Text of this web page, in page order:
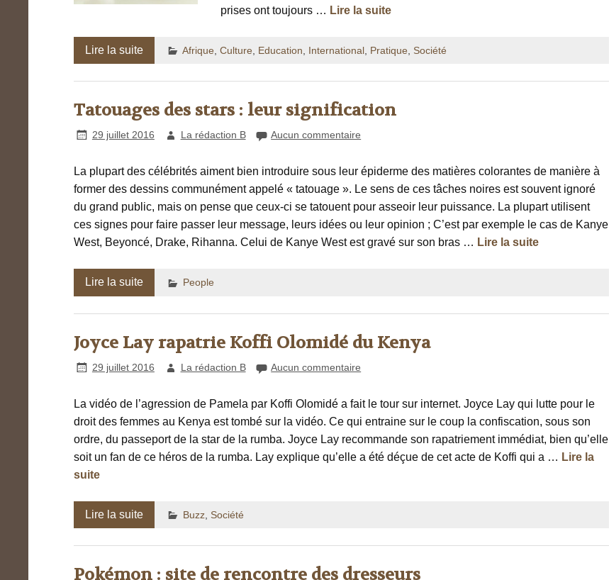
prises ont toujours … Lire la suite
Lire la suite Afrique Culture Education International, Pratique Société
Tatouages des stars : leur signification
29 juillet 2016 La rédaction B Aucun commentaire
La plupart des célébrités aiment bien introduire sous leur épiderme des matières colorantes de manière à
former des dessins communément appelé « tatouage ». Le sens de ces tâches noires est souvent ignoré
du grand public, mais on pense que ceux-ci se tatouent pour asseoir leur puissance. La plupart utilisent
ces signes pour faire passer leur message, leurs idées ou leur opinion ; C’est par exemple le cas de Kanye
West, Beyoncé, Drake, Rihanna. Celui de Kanye West est gravé sur son bras … Lire la suite
Lire la suite People
Joyce Lay rapatrie Koffi Olomidé du Kenya
29 juillet 2016 La rédaction B Aucun commentaire
La vidéo de l’agression de Pamela par Koffi Olomidé a fait le tour sur internet. Joyce Lay qui lutte pour le
droit des femmes au Kenya est tombé sur la vidéo. Ce qui entraine sur le coup la confiscation, sous son
ordre, du passeport de la star de la rumba. Joyce Lay recommande son rapatriement immédiat, bien qu’elle
soit un fan de ce héros de la rumba. Lay explique qu’elle a été déçue de cet acte de Koffi qui a … Lire la
suite
Lire la suite Buzz, Société
Pokémon : site de rencontre des dresseurs